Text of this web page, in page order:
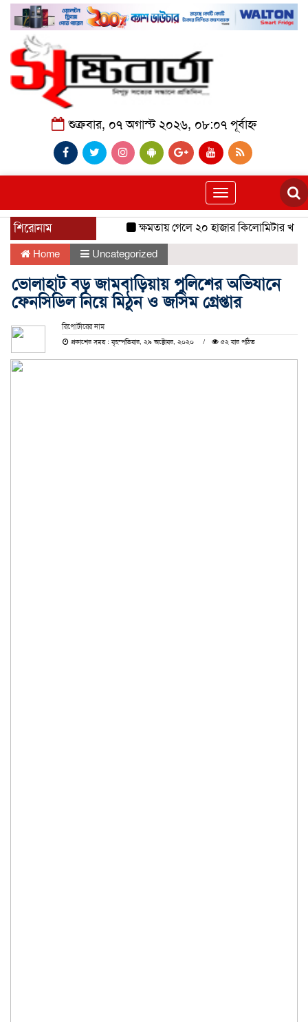
শুক্রবার, ০৭ অগাস্ট ২০২৬, ০৮:০৭ পূর্বাহ্ন
Toggle
navigation
শিরোনাম ক্ষমতায় গেলে ২০ হাজার কিলোমিটার খাল
Home Uncategorized
ভোলাহাট বড় জামবাড়িয়ায় পুলিশের অভিযানে
ফেনসিডিল নিয়ে মিঠুন ও জসিম গ্রেপ্তার
রিপোর্টারের নাম
প্রকাশের সময় : বৃহস্পতিবার, ২৯ অক্টোবর, ২০২০
৫২ বার পঠিত